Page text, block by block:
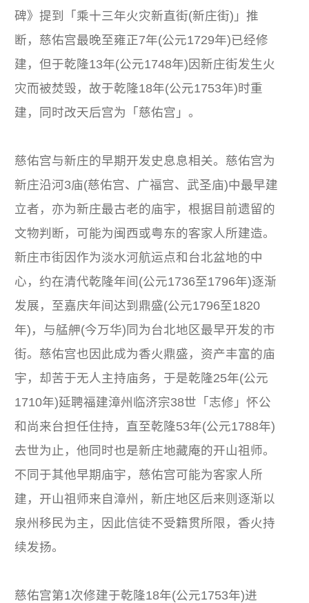
碑》提到「乘十三年火灾新直街(新庄街)」推
断，慈佑宫最晚至雍正7年(公元1729年)已经修
建，但于乾隆13年(公元1748年)因新庄街发生火
灾而被焚毁，故于乾隆18年(公元1753年)时重
建，同时改天后宫为「慈佑宫」。
慈佑宫与新庄的早期开发史息息相关。慈佑宫为
新庄沿河3庙(慈佑宫、广福宫、武圣庙)中最早建
立者，亦为新庄最古老的庙宇，根据目前遗留的
文物判断，可能为闽西或粤东的客家人所建造。
新庄市街因作为淡水河航运点和台北盆地的中
心，约在清代乾隆年间(公元1736至1796年)逐渐
发展，至嘉庆年间达到鼎盛(公元1796至1820
年)，与艋舺(今万华)同为台北地区最早开发的市
街。慈佑宫也因此成为香火鼎盛，资产丰富的庙
宇，却苦于无人主持庙务，于是乾隆25年(公元
1710年)延聘福建漳州临济宗38世「志修」怀公
和尚来台担任住持，直至乾隆53年(公元1788年)
去世为止，他同时也是新庄地藏庵的开山祖师。
不同于其他早期庙宇，慈佑宫可能为客家人所
建，开山祖师来自漳州，新庄地区后来则逐渐以
泉州移民为主，因此信徒不受籍贯所限，香火持
续发扬。
慈佑宫第1次修建于乾隆18年(公元1753年)进